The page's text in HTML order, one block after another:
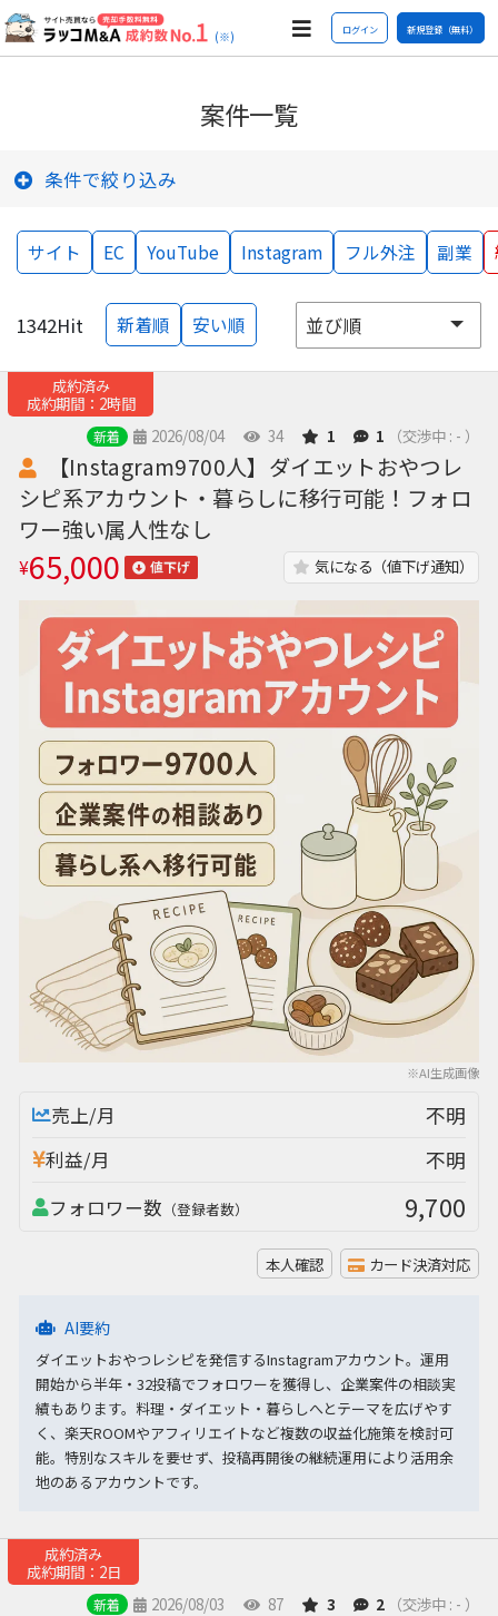
(※) ログイン 新規登録（無料）
案件一覧
条件で絞り込み
サイト EC YouTube Instagram フル外注 副業
1342Hit 新着順 安い順
成約済み
成約期間：2時間
新着 2026/08/04 34 1 1 （交渉中 : - ）
※AI生成画像
【Instagram9700人】ダイエットおやつレ
シピ系アカウント・暮らしに移行可能！フォロ
ワー強い属人性なし
¥65,000 値下げ 気になる（値下げ通知）
売上/月 不明
利益/月 不明
フォロワー数 （登録者数） 9,700
本人確認 カード決済対応
AI要約
ダイエットおやつレシピを発信するInstagramアカウント。運用
開始から半年・32投稿でフォロワーを獲得し、企業案件の相談実
績もあります。料理・ダイエット・暮らしへとテーマを広げやす
く、楽天ROOMやアフィリエイトなど複数の収益化施策を検討可
能。特別なスキルを要せず、投稿再開後の継続運用により活用余
地のあるアカウントです。
成約済み
成約期間：2日
新着 2026/08/03 87 3 2 （交渉中 : - ）